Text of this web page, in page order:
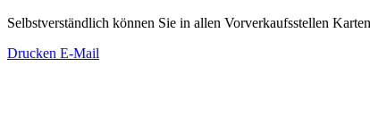
Selbstverständlich können Sie in allen Vorverkaufsstellen
Drucken E-Mail